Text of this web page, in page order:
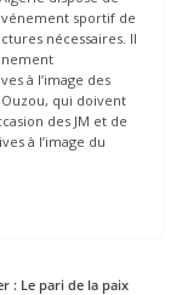
sportif de
nécessaires. Il
à l’image des
qui doivent
des JM et de
à l’image du
: Le pari de la paix